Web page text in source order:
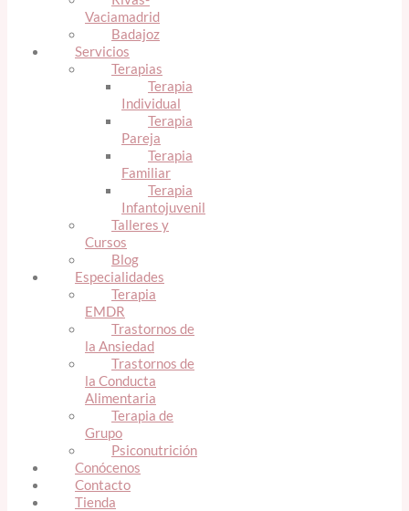
Vaciamadrid
Badajoz
Servicios
Terapias
Terapia
Individual
Terapia
Pareja
Terapia
Familiar
Terapia
Infantojuvenil
Talleres y
Cursos
Blog
Especialidades
Terapia
EMDR
Trastornos de
la Ansiedad
Trastornos de
la Conducta
Alimentaria
Terapia de
Grupo
Psiconutrición
Conócenos
Contacto
Tienda